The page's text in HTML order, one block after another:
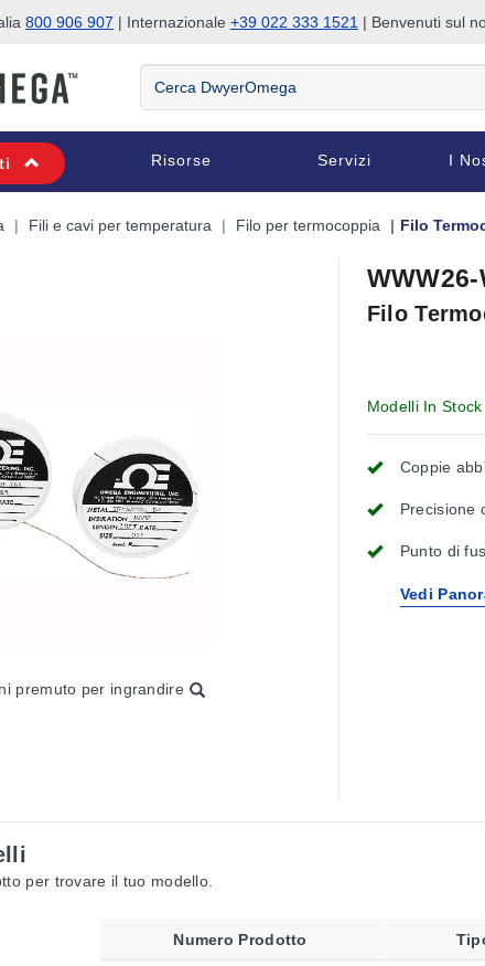
800 906 907 | Internazionale +39 022 333 1521 | Benvenuti sul
Cerca
DwyerOmega
Risorse Servizi I
Fili e cavi per temperatura Filo per termocoppia Filo
premuto per ingrandire
Filo
Modelli In Stock
Coppie
Precisione
Punto di
Vedi
per trovare il tuo modello.
Numero Prodotto